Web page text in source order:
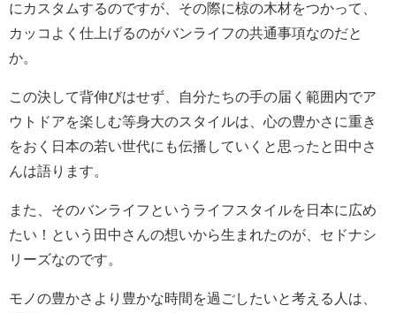
にカスタムするのですが、その際に椋の木材をつかって、
カッコよく仕上げるのがバンライフの共通事項なのだと
か。
この決して背伸びはせず、自分たちの手の届く範囲内でア
ウトドアを楽しむ等身大のスタイルは、心の豊かさに重き
をおく日本の若い世代にも伝播していくと思ったと田中さ
んは語ります。
また、そのバンライフというライフスタイルを日本に広め
たい！という田中さんの想いから生まれたのが、セドナシ
リーズなのです。
モノの豊かさより豊かな時間を過ごしたいと考える人は、